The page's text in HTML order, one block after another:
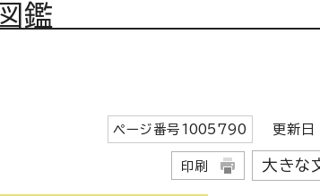
鑑
ページ番号 1005790 更新日
印刷 大きな